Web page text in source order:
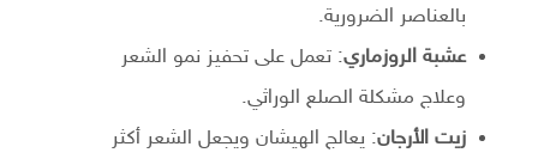
بالعناصر الضرورية.
عشبة الروزماري: تعمل على تحفيز نمو الشعر
وعلاج مشكلة الصلع الوراثي.
زيت الأرجان: يعالج الهيشان ويجعل الشعر أكثر